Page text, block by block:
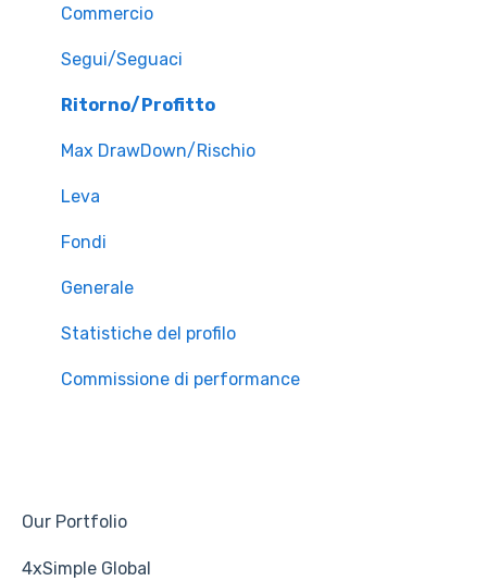
Commercio
Segui/Seguaci
Ritorno/Profitto
Max DrawDown/Rischio
Leva
Fondi
Generale
Statistiche del profilo
Commissione di performance
Our Portfolio
4xSimple Global